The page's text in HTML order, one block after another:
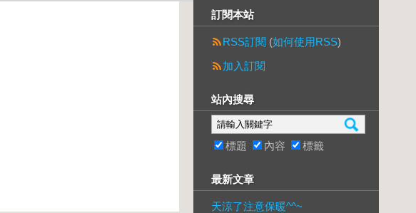
訂閱本站
RSS訂閱 (如何使用RSS)
加入訂閱
站內搜尋
標題 內容 標籤
最新文章
天涼了注意保暖^^~